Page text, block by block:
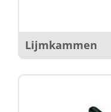
Lijmkammen